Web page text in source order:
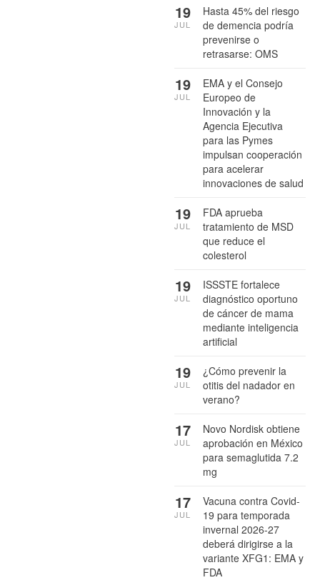
Hasta 45% del riesgo
de demencia podría
prevenirse o
retrasarse: OMS
19
JUL
EMA y el Consejo
Europeo de
Innovación y la
Agencia Ejecutiva
para las Pymes
impulsan cooperación
para acelerar
innovaciones de salud
19
JUL
FDA aprueba
tratamiento de MSD
que reduce el
colesterol
19
JUL
ISSSTE fortalece
diagnóstico oportuno
de cáncer de mama
mediante inteligencia
artificial
19
JUL
¿Cómo prevenir la
otitis del nadador en
verano?
19
JUL
Novo Nordisk obtiene
aprobación en México
para semaglutida 7.2
mg
17
JUL
Vacuna contra Covid-
19 para temporada
invernal 2026-27
deberá dirigirse a la
variante XFG1: EMA y
FDA
17
JUL